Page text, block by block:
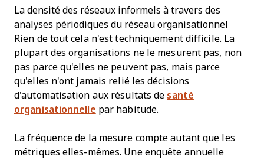
La densité des réseaux informels à travers des
analyses périodiques du réseau organisationnel
Rien de tout cela n'est techniquement difficile. La
plupart des organisations ne le mesurent pas, non
pas parce qu'elles ne peuvent pas, mais parce
qu'elles n'ont jamais relié les décisions
d'automatisation aux résultats de santé
organisationnelle par habitude.
La fréquence de la mesure compte autant que les
métriques elles-mêmes. Une enquête annuelle